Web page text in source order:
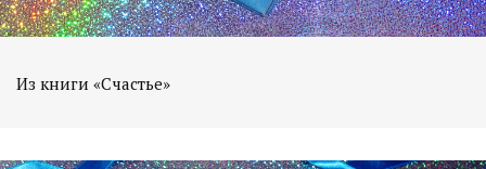
Из книги «Счастье»